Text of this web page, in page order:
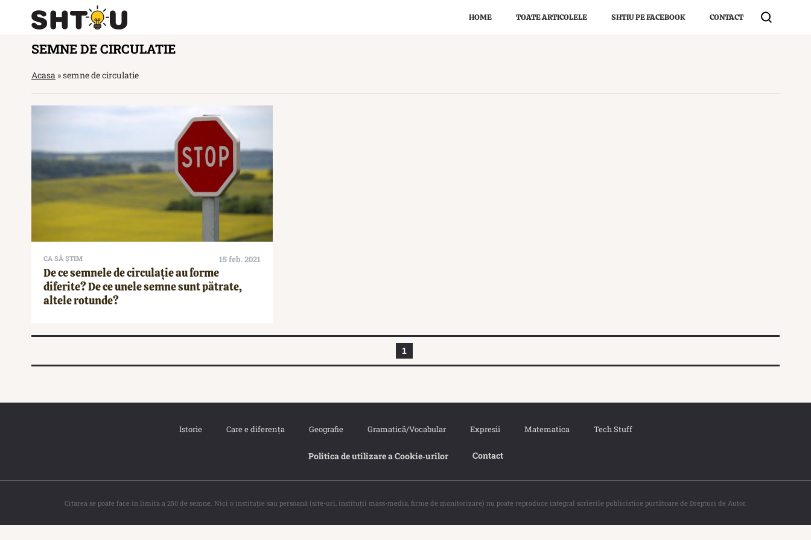
HOME TOATE ARTICOLELE SHTIU PE FACEBOOK CONTACT
SEMNE DE CIRCULATIE
Acasa »semne de circulatie
CA SĂ ȘTIM 15 feb. 2021
De ce semnele de circulație au forme
diferite? De ce unele semne sunt pătrate,
altele rotunde?
1
Istorie Care e diferența Geografie Gramatică/Vocabular Expresii Matematica Tech Stuff
Politica de utilizare a Cookie‐urilor Contact
Citarea se poate face în limita a 250 de semne. Nici o instituţie sau persoană (site-uri, instituţii mass-media, firme de monitorizare) nu poate reproduce integral scrierile publicistice purtătoare de Drepturi de Autor.